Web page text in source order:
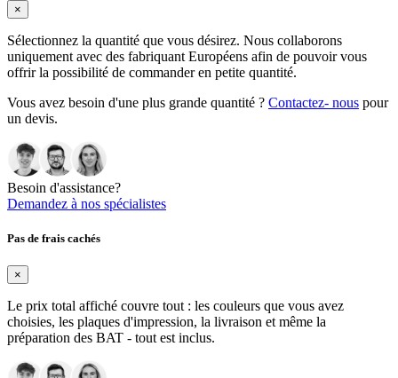
×
Sélectionnez la quantité que vous désirez. Nous collaborons
uniquement avec des fabriquant Européens afin de pouvoir vous
offrir la possibilité de commander en petite quantité.
Vous avez besoin d'une plus grande quantité ? Contactez- nous pour
un devis.
Besoin d'assistance?
Demandez à nos spécialistes
Pas de frais cachés
×
Le prix total affiché couvre tout : les couleurs que vous avez
choisies, les plaques d'impression, la livraison et même la
préparation des BAT - tout est inclus.